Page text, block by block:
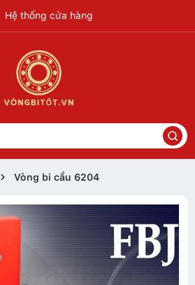
Hệ thống cửa hàng
Vòng bi cầu 6204